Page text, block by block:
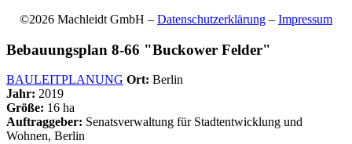
©2026 Machleidt GmbH – Datenschutzerklärung – Impressum
Bebauungsplan 8-66 "Buckower Felder"
BAULEITPLANUNG Ort: Berlin
Jahr: 2019
Größe: 16 ha
Auftraggeber: Senatsverwaltung für Stadtentwicklung und
Wohnen, Berlin